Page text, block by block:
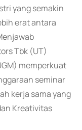
yang semakin
erat antara
Tbk (UT)
memperkuat
seminar
kerja sama yang
Kreativitas